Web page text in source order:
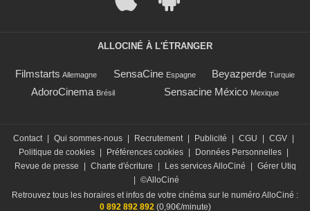
ALLOCINÉ À L'ÉTRANGER
Filmstarts Allemagne SensaCine Espagne Beyazperde Turquie
AdoroCinema Brésil Sensacine México Mexique
Contact | Qui sommes-nous | Recrutement | Publicité | CGU | CGV |
Politique de cookies | Préférences cookies | Données Personnelles |
Revue de presse
| Charte d'écriture | Les services AlloCiné | Gérer Utiq
| ©AlloCiné
Retrouvez tous les horaires et infos de votre cinéma sur le numéro AlloCiné :
0 892 892 892 (0,90€/minute)